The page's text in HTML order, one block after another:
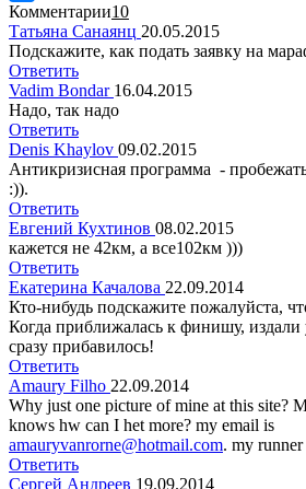
Комментарии10
Татьяна Санаянц 20.05.2015
Подскажите, как подать заявку на
Ответить
Vadim Bondar 16.04.2015
Надо, так надо
Ответить
Denis Khaylov 09.02.2015
Антикризисная программа -
:)).
Ответить
Евгений Кухтинов 08.02.2015
кажется не 42км, а все102км )))
Ответить
Екатерина Качалова 22.09.2014
Кто-нибудь подскажите пожалуйста,
Когда приближалась к финишу,
сразу прибавилось!
Ответить
Amaury Filho 22.09.2014
Why just one picture of mine at this site?
knows hw can I het more? my email is
amauryvanrorne@hotmail.com. my
Ответить
Сергей Андреев 19.09.2014